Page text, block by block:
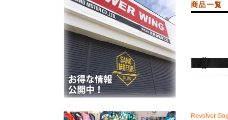
商品一覧
Revolver